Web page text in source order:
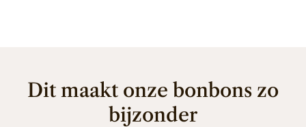
Dit maakt onze bonbons zo
bijzonder